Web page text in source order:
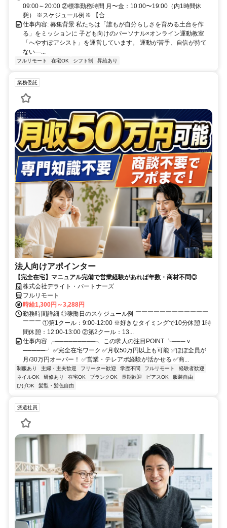
09:00～20:00 ②標準勤務時間 月〜金：10:00〜19:00（内1時間休
憩） ※スケジュール例※ 【合...
仕事内容: 募集背景 私たちは「誰もが自分らしさを育める土台を作
る」をミッションに 子ども向けのパーソナル×オンライン運動教室
「へやすぽアシスト」を運営しています。 運動が苦手、自信が持て
ない—...
フルリモート 在宅OK シフト制 昇給あり
業務委託
法人向けアポインター
【完全在宅】マニュアル完備で営業経験があれば年数・商材不問◎
株式会社デライト・パートナーズ
フルリモート
時給1,300円～3,288円
勤務時間詳細 ◎稼働日のスケジュール例 ￣￣￣￣￣￣￣￣￣￣￣￣
￣￣￣ ①第1クール：9:00-12:00 ※好きなタイミングで10分休憩 1時
間休憩：12:00-13:00 ②第2クール：13...
仕事内容 ╭─────────╮ この求人の注目POINT ╰───ｖ
─────╯ ✅完全在宅ワーク ✅月収50万円以上も可能 ✅ほぼ全員が
月/30万円オーバー！ ✅営業・テレアポ経験が活かせる ✅商...
制服あり 主婦・主夫歓迎 フリーター歓迎 学歴不問 フルリモート
経験者歓迎
ネイルOK
研修あり 在宅OK ブランクOK 長期歓迎 ピアスOK
服装自由
ひげOK
髪型・髪色自由
派遣社員